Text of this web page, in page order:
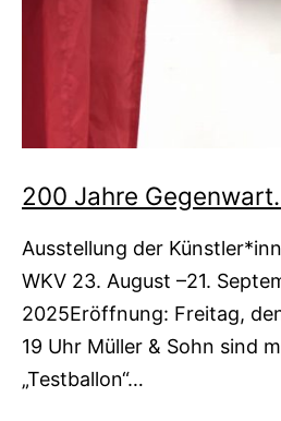
200 Jahre
Ausstellung der
WKV 23. August –21.
2025Eröffnung: Freitag,
19 Uhr Müller & Sohn sind
„Testballon“…